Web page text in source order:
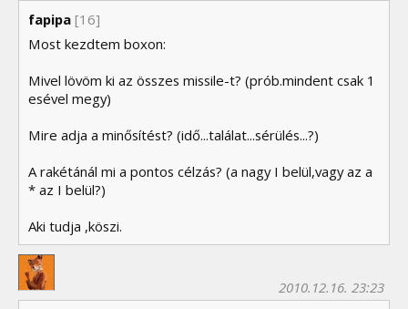
fapipa [16]
Most kezdtem boxon:
Mivel lövöm ki az összes missile-t? (prób.mindent csak 1
esével megy)
Mire adja a minősítést? (idő...találat...sérülés...?)
A rakétánál mi a pontos célzás? (a nagy I belül,vagy az a
* az I belül?)
Aki tudja ,köszi.
2010.12.16. 23:23